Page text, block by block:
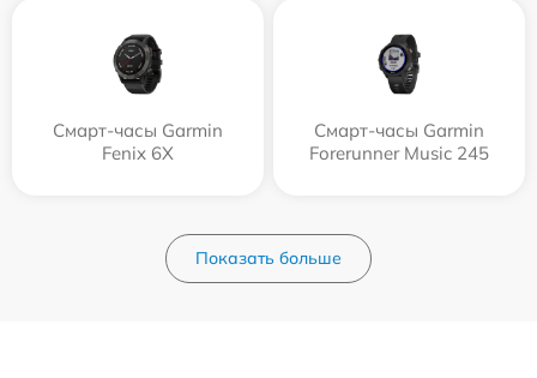
Смарт-часы Garmin
Fenix 6X
Смарт-часы Garmin
Forerunner Music 245
Показать больше